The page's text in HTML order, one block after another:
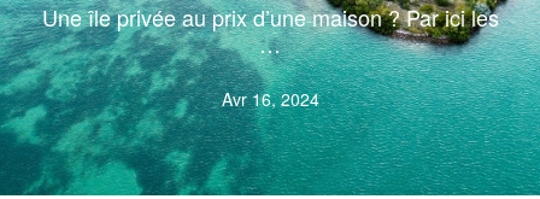
Une île privée au prix d’une maison ? Par ici les
…
Avr 16, 2024